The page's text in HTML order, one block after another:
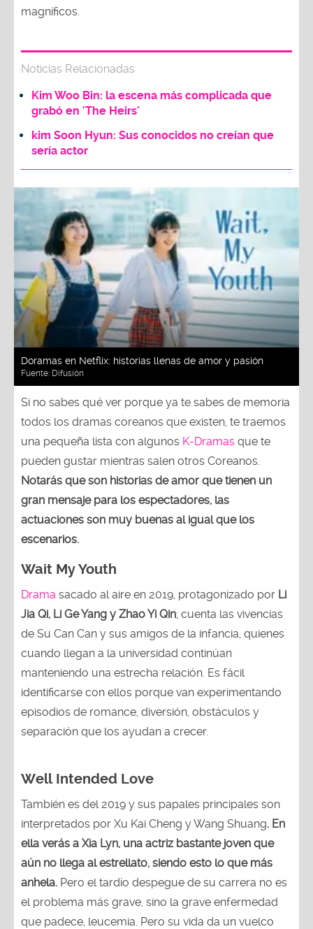
magníficos.
Noticias Relacionadas
Kim Woo Bin: la escena más complicada que
grabó en 'The Heirs'
kim Soon Hyun: Sus conocidos no creían que
sería actor
Doramas en Netflix: historias llenas de amor y pasión
Fuente: Difusión
Si no sabes qué ver porque ya te sabes de memoria
todos los dramas coreanos que existen, te traemos
una pequeña lista con algunos K-Dramas que te
pueden gustar mientras salen otros Coreanos.
Notarás que son historias de amor que tienen un
gran mensaje para los espectadores, las
actuaciones son muy buenas al igual que los
escenarios.
Wait My Youth
Drama sacado al aire en 2019, protagonizado por Li
Jia Qi, Li Ge Yang y Zhao Yi Qin; cuenta las vivencias
de Su Can Can y sus amigos de la infancia, quienes
cuando llegan a la universidad continúan
manteniendo una estrecha relación. Es fácil
identificarse con ellos porque van experimentando
episodios de romance, diversión, obstáculos y
separación que los ayudan a crecer.
Well Intended Love
También es del 2019 y sus papales principales son
interpretados por Xu Kai Cheng y Wang Shuang. En
ella verás a Xia Lyn, una actriz bastante joven que
aún no llega al estrellato, siendo esto lo que más
anhela. Pero el tardío despegue de su carrera no es
el problema más grave, sino la grave enfermedad
que padece, leucemia. Pero su vida da un vuelco